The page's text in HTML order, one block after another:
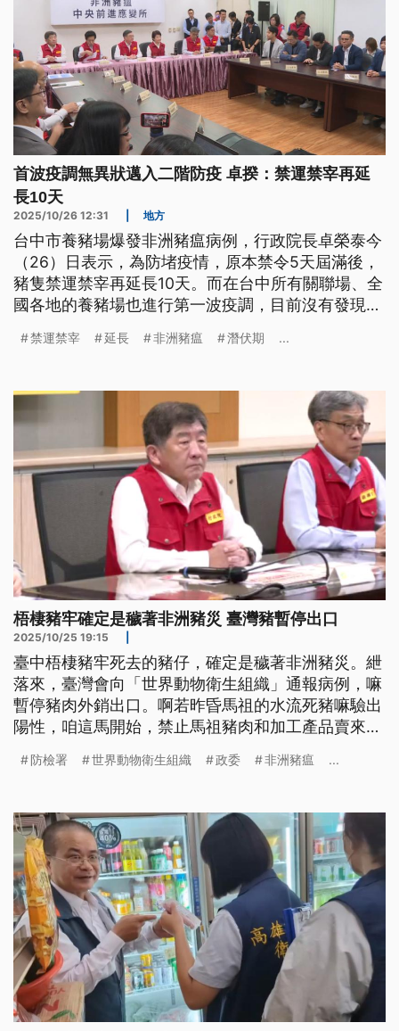
首波疫調無異狀邁入二階防疫 卓揆：禁運禁宰再延
長10天
2025/10/26 12:31 地方
台中市養豬場爆發非洲豬瘟病例，行政院長卓榮泰今
（26）日表示，為防堵疫情，原本禁令5天屆滿後，
豬隻禁運禁宰再延長10天。而在台中所有關聯場、全
國各地的養豬場也進行第一波疫調，目前沒有發現異
訪工作。
禁運禁宰 延長 非洲豬瘟 潛伏期 ...
梧棲豬牢確定是穢著非洲豬災 臺灣豬暫停出口
2025/10/25 19:15
臺中梧棲豬牢死去的豬仔，確定是穢著非洲豬災。紲
落來，臺灣會向「世界動物衛生組織」通報病例，嘛
暫停豬肉外銷出口。啊若昨昏馬祖的水流死豬嘛驗出
陽性，咱這馬開始，禁止馬祖豬肉和加工產品賣來本
防檢署 世界動物衛生組織 政委 非洲豬瘟 ...